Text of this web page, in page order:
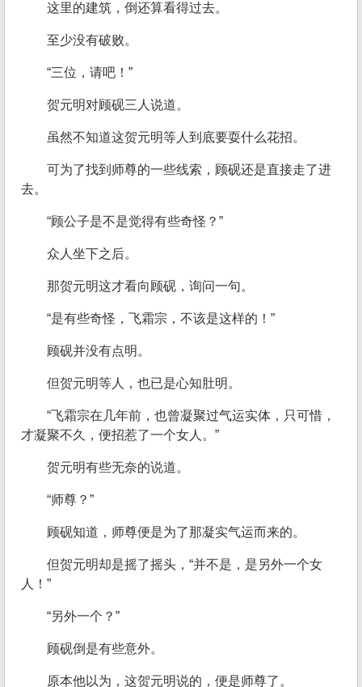
这里的建筑，倒还算看得过去。
至少没有破败。
“三位，请吧！”
贺元明对顾砚三人说道。
虽然不知道这贺元明等人到底要耍什么花招。
可为了找到师尊的一些线索，顾砚还是直接走了进
去。
“顾公子是不是觉得有些奇怪？”
众人坐下之后。
那贺元明这才看向顾砚，询问一句。
“是有些奇怪，飞霜宗，不该是这样的！”
顾砚并没有点明。
但贺元明等人，也已是心知肚明。
“飞霜宗在几年前，也曾凝聚过气运实体，只可惜，
才凝聚不久，便招惹了一个女人。”
贺元明有些无奈的说道。
“师尊？”
顾砚知道，师尊便是为了那凝实气运而来的。
但贺元明却是摇了摇头，“并不是，是另外一个女
人！”
“另外一个？”
顾砚倒是有些意外。
原本他以为，这贺元明说的，便是师尊了。